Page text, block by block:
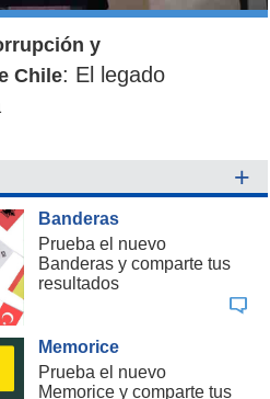
y
Chile: El legado
+
Banderas
Prueba el nuevo
Banderas y comparte tus
resultados
Memorice
Prueba el nuevo
Memorice y comparte tus